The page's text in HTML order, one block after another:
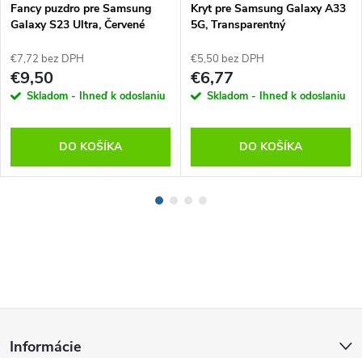
Fancy puzdro pre Samsung
Galaxy S23 Ultra, Červené
€7,72 bez DPH
€9,50
Skladom - Ihneď k odoslaniu
DO KOŠÍKA
Kryt pre Samsung Galaxy A33
5G, Transparentný
€5,50 bez DPH
€6,77
Skladom - Ihneď k odoslaniu
DO KOŠÍKA
Informácie